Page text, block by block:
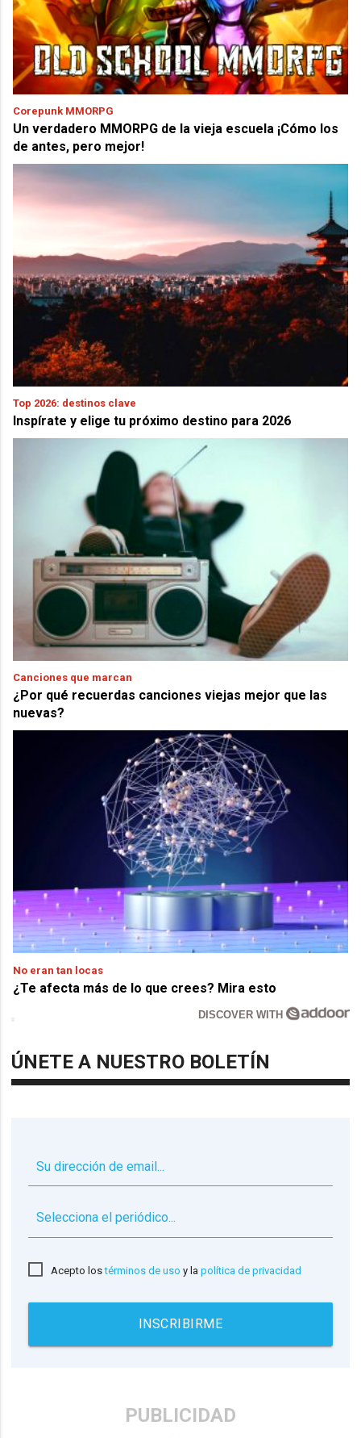
Corepunk MMORPG
Un verdadero MMORPG de la vieja escuela ¡Cómo los
de antes, pero mejor!
Top 2026: destinos clave
Inspírate y elige tu próximo destino para 2026
Canciones que marcan
¿Por qué recuerdas canciones viejas mejor que las
nuevas?
No eran tan locas
¿Te afecta más de lo que crees? Mira esto
DISCOVER WITH
ÚNETE A NUESTRO BOLETÍN
Acepto lostérminos de uso y lapolítica de privacidad
INSCRIBIRME
PUBLICIDAD